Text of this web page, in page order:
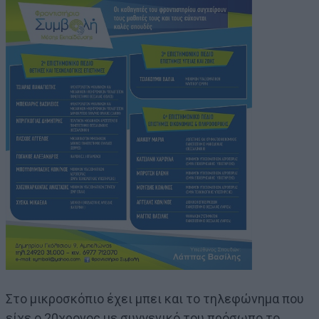
Στο μικροσκόπιο έχει μπει και το τηλεφώνημα που